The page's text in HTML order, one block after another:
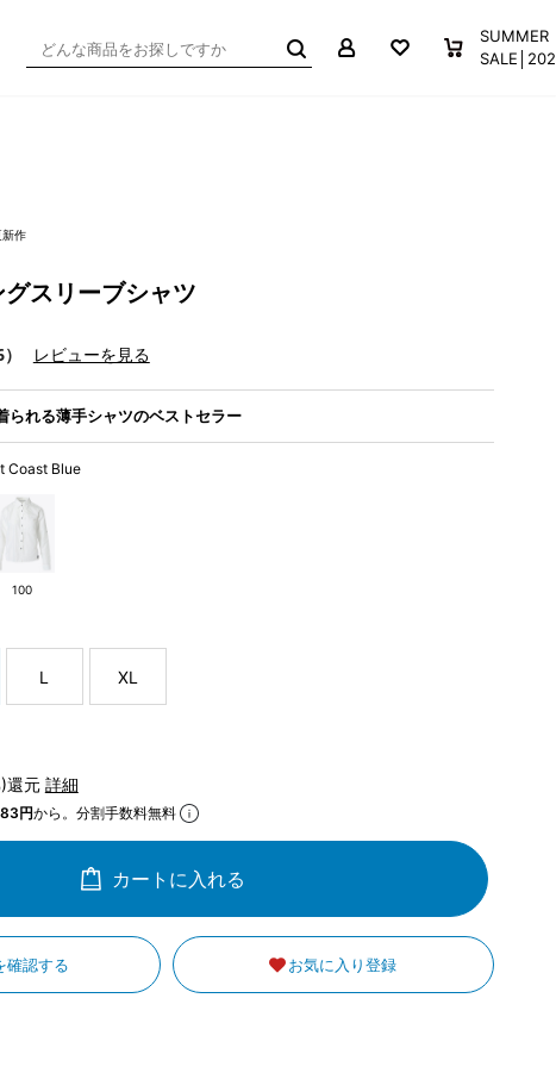
お気に入り買い物か
SUMMER
作
スリーブシャツ
レビューを見る
られる薄手シャツのベストセラー
Coast Blue
100
L XL
還元 詳細
円から。分割手数料無料
カートに入れる
確認する お気に入り登録